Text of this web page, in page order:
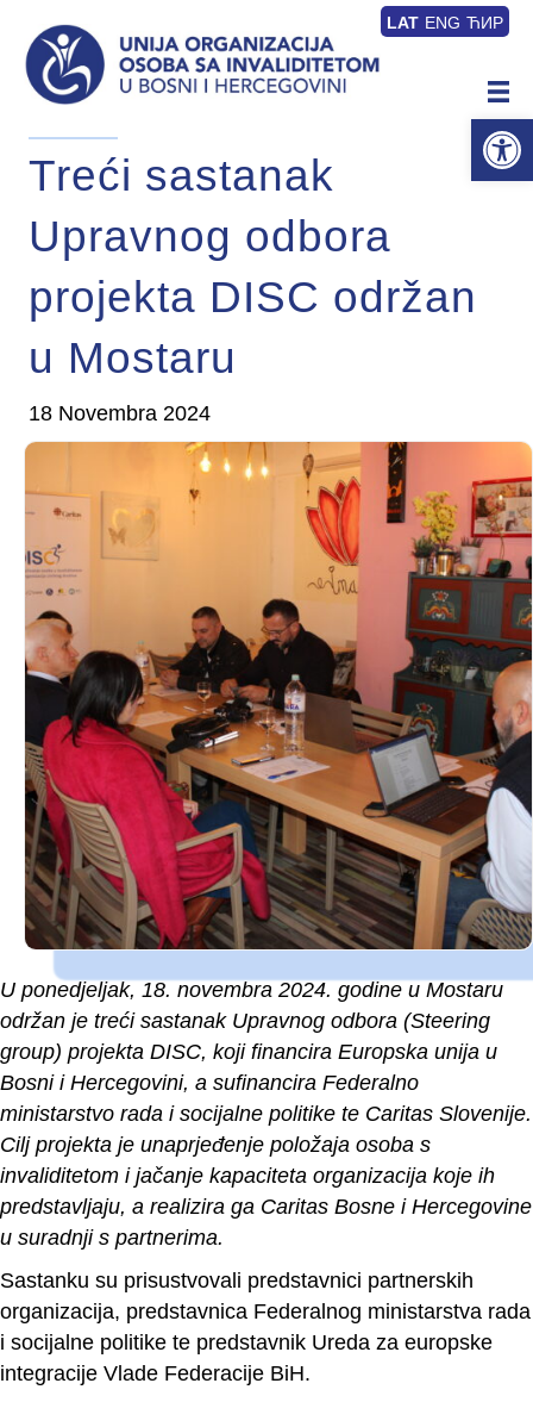
LAT ENG ЋИР
Treći sastanak
Upravnog odbora
projekta DISC održan
u Mostaru
18 Novembra 2024
U ponedjeljak, 18. novembra 2024. godine u Mostaru
održan je treći sastanak Upravnog odbora (Steering
group) projekta DISC, koji financira Europska unija u
Bosni i Hercegovini, a sufinancira Federalno
ministarstvo rada i socijalne politike te Caritas Slovenije.
Cilj projekta je unaprjeđenje položaja osoba s
invaliditetom i jačanje kapaciteta organizacija koje ih
predstavljaju, a realizira ga Caritas Bosne i Hercegovine
u suradnji s partnerima.
Sastanku su prisustvovali predstavnici partnerskih
organizacija, predstavnica Federalnog ministarstva rada
i socijalne politike te predstavnik Ureda za europske
integracije Vlade Federacije BiH.